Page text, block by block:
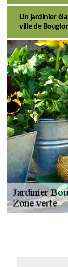
Un jardinier
ville de